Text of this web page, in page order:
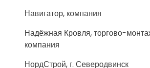
Навигатор, компания
Надёжная Кровля, торгово-
компания
НордСтрой, г. Северодвинск